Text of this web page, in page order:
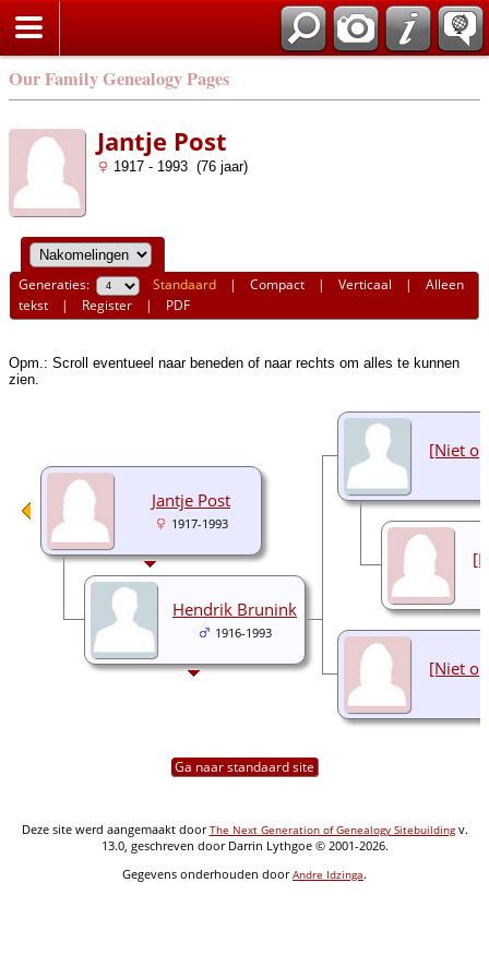
Our Family Genealogy Pages
Jantje Post
1917 - 1993 (76 jaar)
Generaties: Standaard |Compact |Verticaal |Alleen
tekst | Register | PDF
Opm.: Scroll eventueel naar beneden of naar rechts om alles te kunnen
zien.
[Niet
[Niet
Jantje Post
1917-1993
Hendrik Brunink
1916-1993
Ga naar standaard site
Deze site werd aangemaakt doorThe Next Generation of Genealogy Sitebuildingv.
13.0, geschreven door Darrin Lythgoe © 2001-2026.
Gegevens onderhouden doorAndre Idzinga.